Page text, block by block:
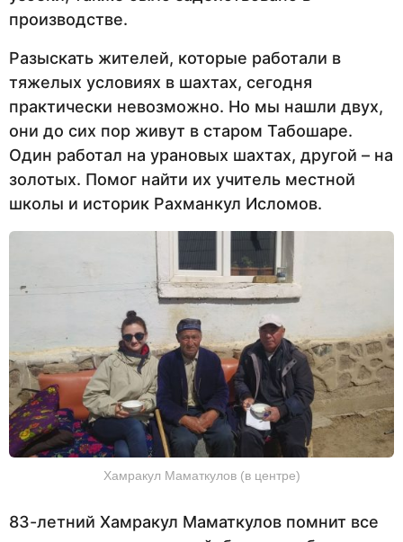
производстве.
Разыскать жителей, которые работали в
тяжелых условиях в шахтах, сегодня
практически невозможно. Но мы нашли двух,
они до сих пор живут в старом Табошаре.
Один работал на урановых шахтах, другой – на
золотых. Помог найти их учитель местной
школы и историк Рахманкул Исломов.
Хамракул Маматкулов (в центре)
83-летний Хамракул Маматкулов помнит все